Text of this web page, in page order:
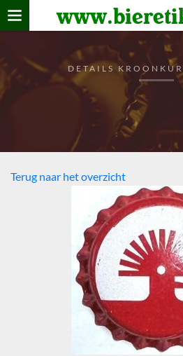
Home
De bierkaart
DETAILS
Terug naar het overzicht